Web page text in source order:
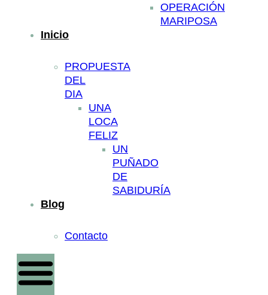
OPERACIÓN
MARIPOSA
Inicio
PROPUESTA
DEL
DIA
UNA
LOCA
FELIZ
UN
PUÑADO
DE
SABIDURÍA
Blog
Contacto